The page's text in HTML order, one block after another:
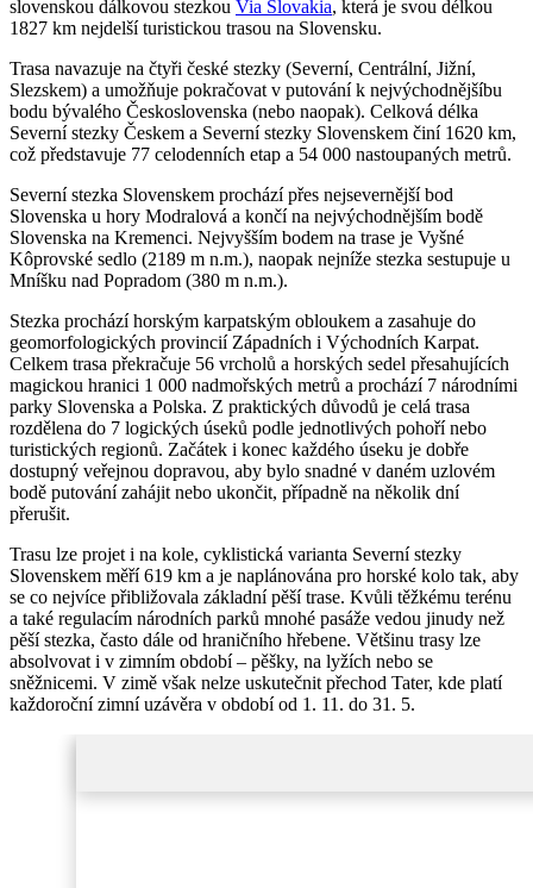
slovenskou dálkovou stezkou Via Slovakia, která je svou délkou
1827 km nejdelší turistickou trasou na Slovensku.
Trasa navazuje na čtyři české stezky (Severní, Centrální, Jižní,
Slezskem) a umožňuje pokračovat v putování k nejvýchodnějšíbu
bodu bývalého Československa (nebo naopak). Celková délka
Severní stezky Českem a Severní stezky Slovenskem činí 1620 km,
což představuje 77 celodenních etap a 54 000 nastoupaných metrů.
Severní stezka Slovenskem prochází přes nejsevernější bod
Slovenska u hory Modralová a končí na nejvýchodnějším bodě
Slovenska na Kremenci. Nejvyšším bodem na trase je Vyšné
Kôprovské sedlo (2189 m n.m.), naopak nejníže stezka sestupuje u
Mníšku nad Popradom (380 m n.m.).
Stezka prochází horským karpatským obloukem a zasahuje do
geomorfologických provincií Západních i Východních Karpat.
Celkem trasa překračuje 56 vrcholů a horských sedel přesahujících
magickou hranici 1 000 nadmořských metrů a prochází 7 národními
parky Slovenska a Polska. Z praktických důvodů je celá trasa
rozdělena do 7 logických úseků podle jednotlivých pohoří nebo
turistických regionů. Začátek i konec každého úseku je dobře
dostupný veřejnou dopravou, aby bylo snadné v daném uzlovém
bodě putování zahájit nebo ukončit, případně na několik dní
přerušit.
Trasu lze projet i na kole, cyklistická varianta Severní stezky
Slovenskem měří 619 km a je naplánována pro horské kolo tak, aby
se co nejvíce přibližovala základní pěší trase. Kvůli těžkému terénu
a také regulacím národních parků mnohé pasáže vedou jinudy než
pěší stezka, často dále od hraničního hřebene. Většinu trasy lze
absolvovat i v zimním období – pěšky, na lyžích nebo se
sněžnicemi. V zimě však nelze uskutečnit přechod Tater, kde platí
každoroční zimní uzávěra v období od 1. 11. do 31. 5.